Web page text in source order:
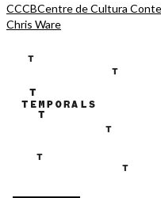
CCCBCentre de Cultura
Chris Ware